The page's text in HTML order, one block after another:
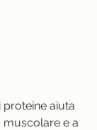
muscolare e a